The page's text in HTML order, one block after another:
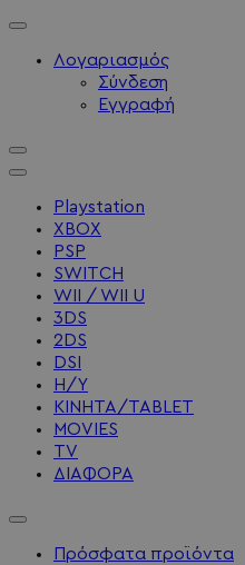
Λογαριασμός
Σύνδεση
Εγγραφή
Playstation
XBOX
PSP
SWITCH
WII / WII U
3DS
2DS
DSI
Η/Υ
ΚΙΝΗΤΑ/TABLET
MOVIES
TV
ΔΙΑΦΟΡΑ
Πρόσφατα προϊόντα